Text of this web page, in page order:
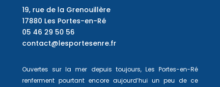
19, rue de la Grenouillère
17880 Les Portes-en-Ré
05 46 29 50 56
contact@lesportesenre.fr
Ouvertes sur la mer depuis toujours, Les Portes-en-Ré
renferment pourtant encore aujourd’hui un peu de ce